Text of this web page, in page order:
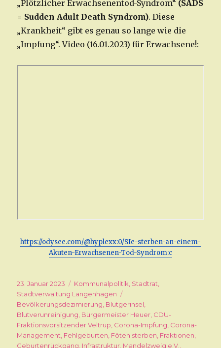
„Plötzlicher Erwachsenentod-Syndrom“ (SADS
= Sudden Adult Death Syndrom). Diese
„Krankheit“ gibt es genau so lange wie die
„Impfung“. Video (16.01.2023) für Erwachsene!:
https://odysee.com/@hyplexx:0/SIe-sterben-an-einem-
Akuten-Erwachsenen-Tod-Syndrom:c
Veröffentlicht
am
23. Januar 2023 Kategorien
Kommunalpolitik Stadtrat
Stadtverwaltung Langenhagen
Bevölkerungsdezimierung Blutgerinsel
Blutverunreinigung Bürgermeister Heuer CDU-
Fraktionsvorsitzender Veltrup Corona-Impfung Corona-
Management Fehlgeburten Föten sterben Fraktionen
Geburtenrückgang Infrastruktur Mandelzweig e.V.